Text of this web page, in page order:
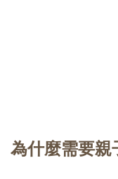
為什麼需要親